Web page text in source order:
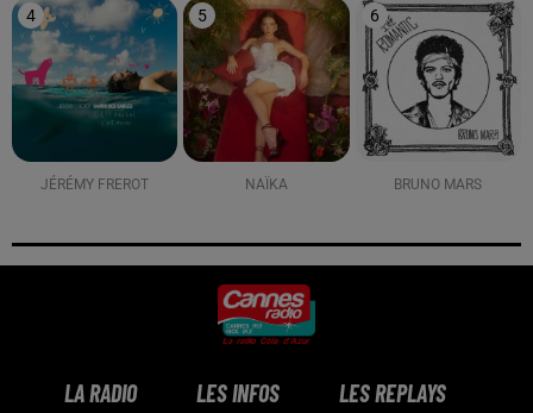
4
JÉRÉMY FREROT
5
NAÏKA
6
BRUNO MARS
LA RADIO LES INFOS LES REPLAYS